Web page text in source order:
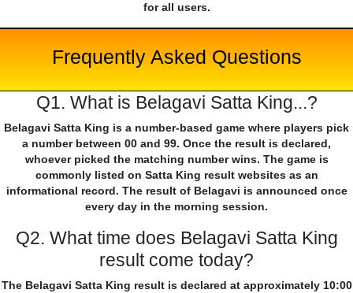
for all users.
Frequently Asked Questions
Q1. What is Belagavi Satta King...?
Belagavi Satta King is a number-based game where players pick
a number between 00 and 99. Once the result is declared,
whoever picked the matching number wins. The game is
commonly listed on Satta King result websites as an
informational record. The result of Belagavi is announced once
every day in the morning session.
Q2. What time does Belagavi Satta King
result come today?
The Belagavi Satta King result is declared at approximately 10:00